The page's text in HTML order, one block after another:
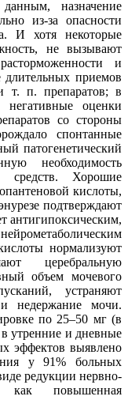
назначение
из-за опасности
И хотя некоторые
не вызывают
и
приемов
т. п. препаратов; в
оценки
со стороны
спонтанные
патогенетический
необходимость
средств. Хорошие
кислоты,
подтверждают
антигипоксическим,
нормализуют
церебральную
объем мочевого
устраняют
недержание мочи.
по 25–50 мг (в
в утренние и дневные
эффектов выявлено
у 91% больных
редукции нервно-
как повышенная